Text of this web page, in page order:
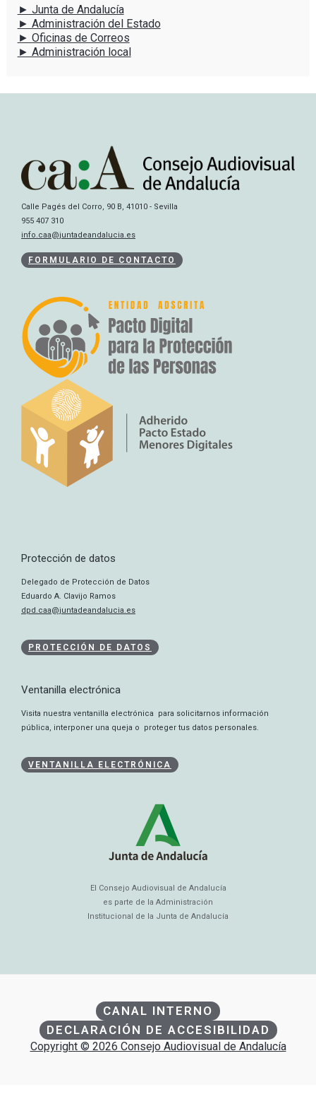
► Junta de Andalucía
► Administración del Estado
► Oficinas de Correos
► Administración local
Calle Pagés del Corro, 90 B, 41010 - Sevilla
955 407 310
info.caa@juntadeandalucia.es
FORMULARIO DE CONTACTO
Protección de datos
Delegado de Protección de Datos
Eduardo A. Clavijo Ramos
dpd.caa@juntadeandalucia.es
PROTECCIÓN DE DATOS
Ventanilla electrónica
Visita nuestra ventanilla electrónica para solicitarnos información
pública, interponer una queja o proteger tus datos personales.
VENTANILLA ELECTRÓNICA
El Consejo Audiovisual de Andalucía
es parte de la Administración
Institucional de la Junta de Andalucía
CANAL INTERNO
DECLARACIÓN DE ACCESIBILIDAD
Copyright © 2026 Consejo Audiovisual de Andalucía